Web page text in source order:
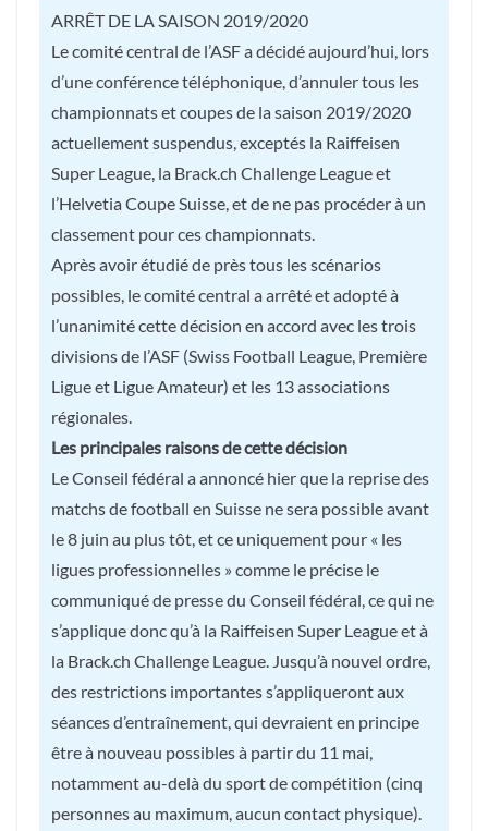
ARRÊT DE LA SAISON 2019/2020
Le comité central de l’ASF a décidé aujourd’hui, lors
d’une conférence téléphonique, d’annuler tous les
championnats et coupes de la saison 2019/2020
actuellement suspendus, exceptés la Raiffeisen
Super League, la Brack.ch Challenge League et
l’Helvetia Coupe Suisse, et de ne pas procéder à un
classement pour ces championnats.
Après avoir étudié de près tous les scénarios
possibles, le comité central a arrêté et adopté à
l’unanimité cette décision en accord avec les trois
divisions de l’ASF (Swiss Football League, Première
Ligue et Ligue Amateur) et les 13 associations
régionales.
Les principales raisons de cette décision
Le Conseil fédéral a annoncé hier que la reprise des
matchs de football en Suisse ne sera possible avant
le 8 juin au plus tôt, et ce uniquement pour « les
ligues professionnelles » comme le précise le
communiqué de presse du Conseil fédéral, ce qui ne
s’applique donc qu’à la Raiffeisen Super League et à
la Brack.ch Challenge League. Jusqu’à nouvel ordre,
des restrictions importantes s’appliqueront aux
séances d’entraînement, qui devraient en principe
être à nouveau possibles à partir du 11 mai,
notamment au-delà du sport de compétition (cinq
personnes au maximum, aucun contact physique).